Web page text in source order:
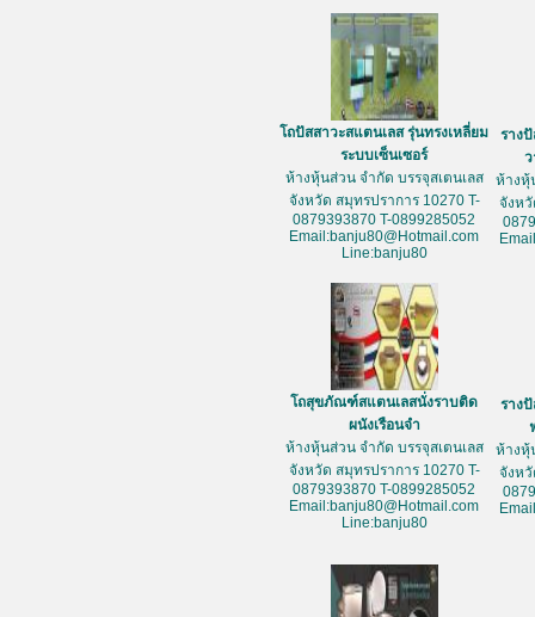
โถปัสสาวะสแตนเลส รุ่นทรงเหลี่ยม
ระบบเซ็นเซอร์
ห้างหุ้นส่วน จำกัด บรรจุสเตนเลส
จังหวัด สมุทรปราการ 10270 T-
0879393870 T-0899285052
Email:banju80@Hotmail.com
Line:banju80
ราง
ห้างหุ้
จังห
โถสุขภัณฑ์สแตนเลสนั่งราบติด
ผนังเรือนจำ
ห้างหุ้นส่วน จำกัด บรรจุสเตนเลส
จังหวัด สมุทรปราการ 10270 T-
0879393870 T-0899285052
Email:banju80@Hotmail.com
Line:banju80
ราง
ห้างหุ้
จังห